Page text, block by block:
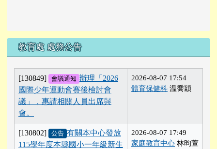
教育處 處務公告
[130849] 會議通知 辦理「2026
國際少年運動會賽後檢討會
議」，惠請相關人員出席與
會。
2026-08-07 17:54
體育保健科 温喬穎
[130802] 公告 有關本中心發放
115學年度本縣國小一年級新生
2026-08-07 17:49
家庭教育中心 林昀萱